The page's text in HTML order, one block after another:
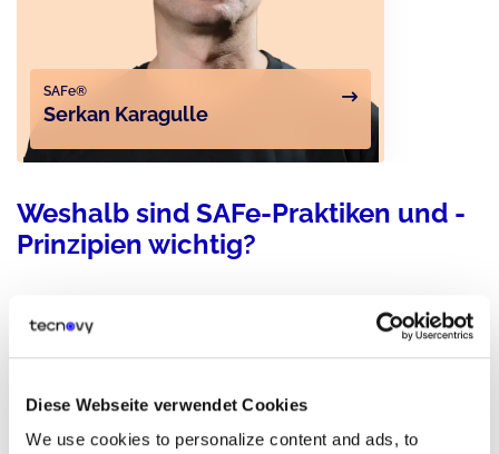
Diese Webseite verwendet Cookies
We use cookies to personalize content and ads, to
SAFe®
Serkan Karagulle
Weshalb sind SAFe-Praktiken und -
Prinzipien wichtig?
Software Engineering Disziplin
weiterentwickelt mit der Einführung von
undLean-
vorhersehbarer, schneller und mit einer höheren Qualität
Seminar lernen die Teilnehmer die wichtigsten Praktiken und